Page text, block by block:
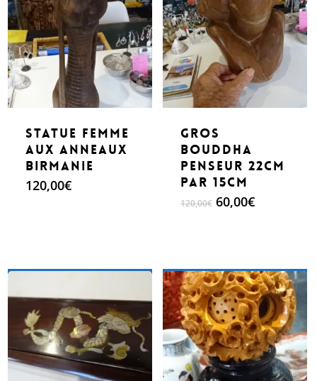
statue femme
aux anneaux
Birmanie
120,00€
Gros
Bouddha
penseur 22cm
par 15cm
120,00€ Le
60,00€Le
Make An Offer